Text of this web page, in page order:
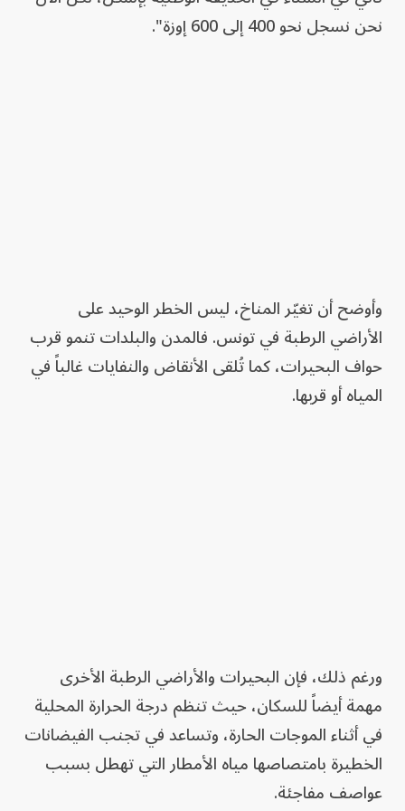
نحن نسجل نحو 400 إلى 600 إوزة".
وأوضح أن تغيّر المناخ، ليس الخطر الوحيد على
الأراضي الرطبة في تونس. فالمدن والبلدات تنمو قرب
حواف البحيرات، كما تُلقى الأنقاض والنفايات غالباً في
المياه أو قربها.
ورغم ذلك، فإن البحيرات والأراضي الرطبة الأخرى
مهمة أيضاً للسكان، حيث تنظم درجة الحرارة المحلية
في أثناء الموجات الحارة، وتساعد في تجنب الفيضانات
الخطيرة بامتصاصها مياه الأمطار التي تهطل بسبب
عواصف مفاجئة.